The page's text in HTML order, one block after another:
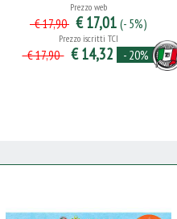
Prezzo web
€ 17,90 € 17,01 (- 5%)
Prezzo iscritti TCI
€ 17,90 € 14,32 - 20%